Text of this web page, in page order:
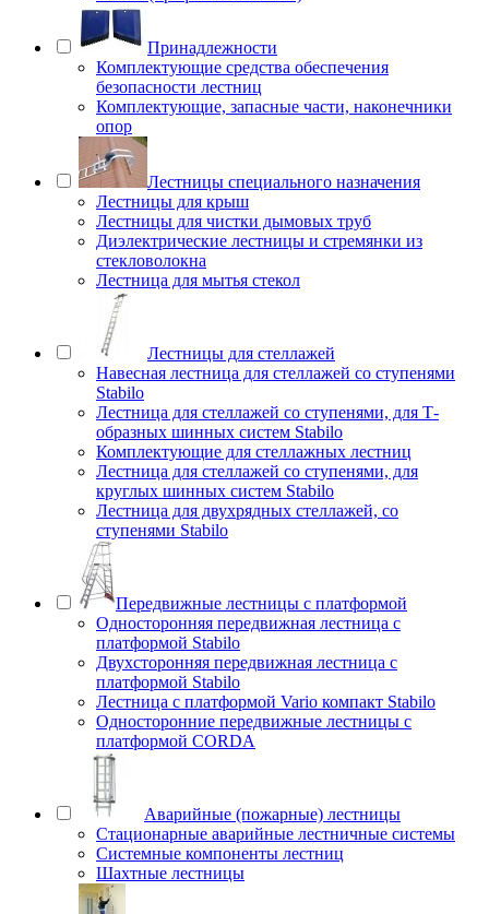
Принадлежности
Комплектующие средства обеспечения
безопасности лестниц
Комплектующие, запасные части, наконечники
опор
Лестницы специального назначения
Лестницы для крыш
Лестницы для чистки дымовых труб
Диэлектрические лестницы и стремянки из
стекловолокна
Лестница для мытья стекол
Лестницы для стеллажей
Навесная лестница для стеллажей со ступенями
Stabilo
Лестница для стеллажей со ступенями, для Т-
образных шинных систем Stabilo
Комплектующие для стеллажных лестниц
Лестница для стеллажей со ступенями, для
круглых шинных систем Stabilo
Лестница для двухрядных стеллажей, со
ступенями Stabilo
Передвижные лестницы с платформой
Односторонняя передвижная лестница с
платформой Stabilo
Двухсторонняя передвижная лестница с
платформой Stabilo
Лестница с платформой Vario компакт Stabilo
Односторонние передвижные лестницы с
платформой CORDA
Аварийные (пожарные) лестницы
Стационарные аварийные лестничные системы
Системные компоненты лестниц
Шахтные лестницы